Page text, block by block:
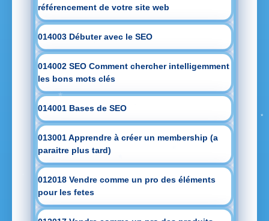
référencement de votre site web
014003 Débuter avec le SEO
014002 SEO Comment chercher intelligemment
les bons mots clés
014001 Bases de SEO
013001 Apprendre à créer un membership (a
paraitre plus tard)
012018 Vendre comme un pro des éléments
pour les fetes